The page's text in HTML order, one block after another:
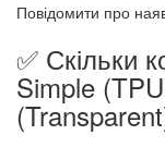
Повідомити про
✅ Скільки
Simple